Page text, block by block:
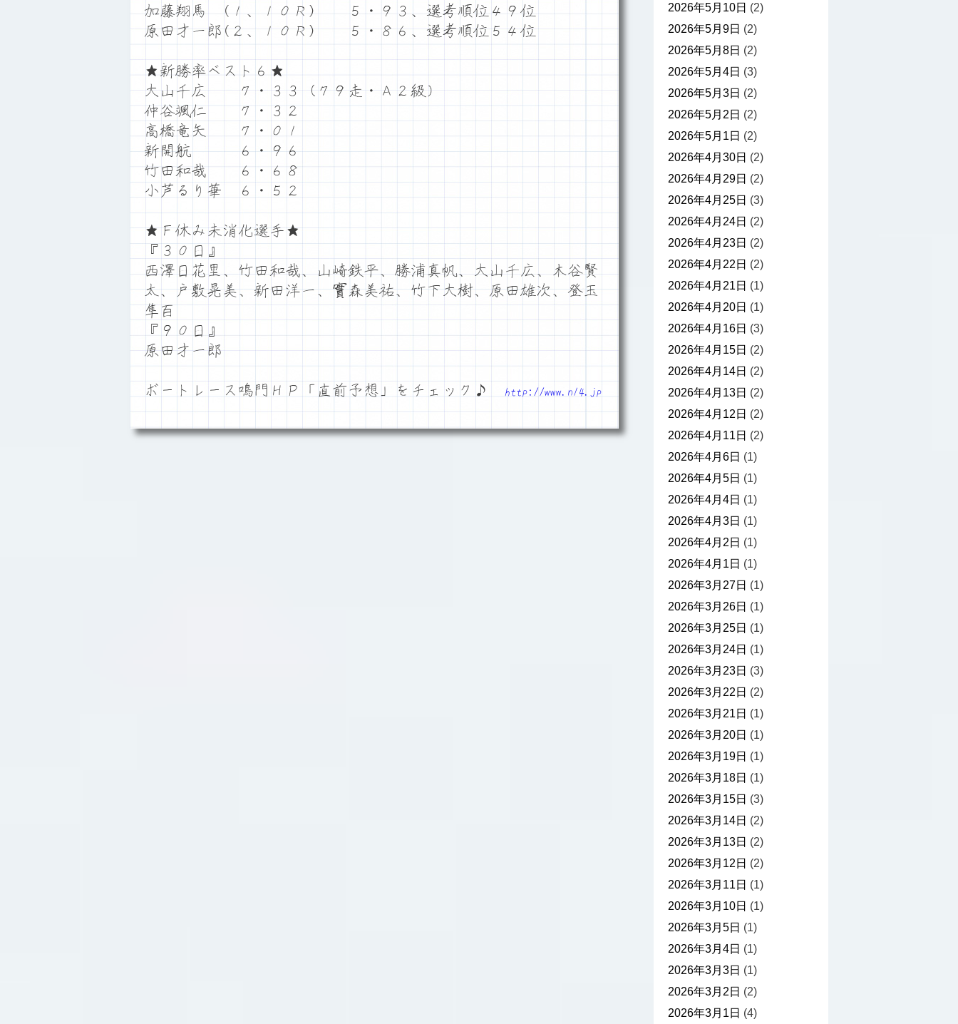
加藤翔馬 (１、１０Ｒ) ５・９３、選考順位４９位
原田才一郎(２、１０Ｒ) ５・８６、選考順位５４位
★新勝率ベスト６★
大山千広 ７・３３（７９走・Ａ２級）
仲谷颯仁 ７・３２
高橋竜矢 ７・０１
新開航 ６・９６
竹田和哉 ６・６８
小芦るり華 ６・５２
★Ｆ休み未消化選手★
『３０日』
西澤日花里、竹田和哉、山崎鉄平、勝浦真帆、大山千広、木谷賢
太、戸敷晃美、新田洋一、實森美祐、竹下大樹、原田雄次、登玉
隼百
『９０日』
原田才一郎
ボートレース鳴門ＨＰ「直前予想」をチェック♪ http://www.n14.jp
2026年5月10日 (2)
2026年5月9日 (2)
2026年5月8日 (2)
2026年5月4日 (3)
2026年5月3日 (2)
2026年5月2日 (2)
2026年5月1日 (2)
2026年4月30日 (2)
2026年4月29日 (2)
2026年4月25日 (3)
2026年4月24日 (2)
2026年4月23日 (2)
2026年4月22日 (2)
2026年4月21日 (1)
2026年4月20日 (1)
2026年4月16日 (3)
2026年4月15日 (2)
2026年4月14日 (2)
2026年4月13日 (2)
2026年4月12日 (2)
2026年4月11日 (2)
2026年4月6日 (1)
2026年4月5日 (1)
2026年4月4日 (1)
2026年4月3日 (1)
2026年4月2日 (1)
2026年4月1日 (1)
2026年3月27日 (1)
2026年3月26日 (1)
2026年3月25日 (1)
2026年3月24日 (1)
2026年3月23日 (3)
2026年3月22日 (2)
2026年3月21日 (1)
2026年3月20日 (1)
2026年3月19日 (1)
2026年3月18日 (1)
2026年3月15日 (3)
2026年3月14日 (2)
2026年3月13日 (2)
2026年3月12日 (2)
2026年3月11日 (1)
2026年3月10日 (1)
2026年3月5日 (1)
2026年3月4日 (1)
2026年3月3日 (1)
2026年3月2日 (2)
2026年3月1日 (4)